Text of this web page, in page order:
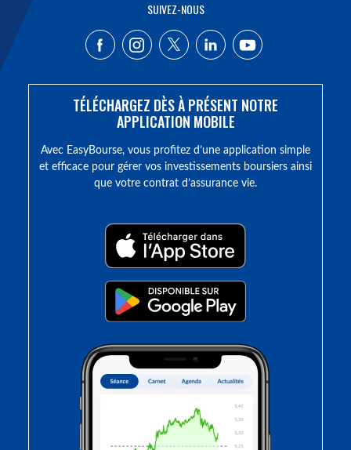
SUIVEZ-NOUS
TÉLÉCHARGEZ DÈS À PRÉSENT NOTRE
APPLICATION MOBILE
Avec EasyBourse, vous profitez d’une application simple
et efficace pour gérer vos investissements boursiers ainsi
que votre contrat d’assurance vie.